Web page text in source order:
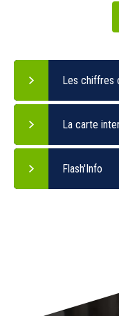
Les chiffres
La carte
Flash'Info